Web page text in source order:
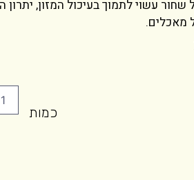
עשוי לתמוך בעיכול המזון,
מאכלים.
כמות